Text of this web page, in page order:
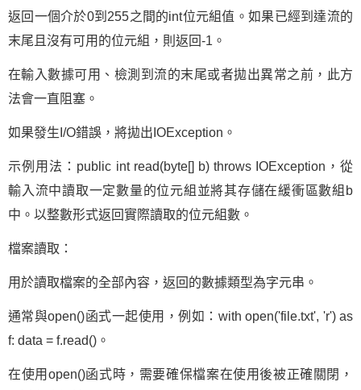
返回一個介於0到255之間的int位元組值。如果已經到達流的
末尾且沒有可用的位元組，則返回-1。
在輸入數據可用、檢測到流的末尾或者拋出異常之前，此方
法會一直阻塞。
如果發生I/O錯誤，將拋出IOException。
示例用法：public int read(byte[] b) throws IOException，從
輸入流中讀取一定數量的位元組並將其存儲在緩衝區數組b
中。以整數形式返回實際讀取的位元組數。
檔案讀取：
用於讀取檔案的全部內容，返回的數據類型為字元串。
通常與open()函式一起使用，例如：with open('file.txt', 'r') as
f: data = f.read()。
在使用open()函式時，需要確保檔案在使用後被正確關閉，